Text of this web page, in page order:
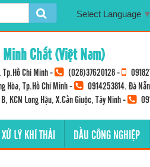
Select Language ▼
Minh Chất (Việt Nam)
Chí Minh - (028)37620128-
Hòa, Tp.Hồ Chí Minh -
0914253814. Đà
KCN Long Hậu, X.Cần Giuộc, Tây Ninh -
LÝ KHÍ THẢI DẦU CÔNG NGHIỆP